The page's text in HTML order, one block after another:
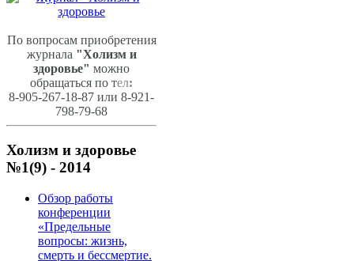
По вопросам приобретения
журнала "Холизм и
здоровье" можно
обращаться по тел:
8-905-267-18-87 или 8-921-
798-79-68
Холизм и здоровье
№1(9) - 2014
Обзор работы
конференции
«Предельные
вопросы: жизнь,
смерть и бессмертие.